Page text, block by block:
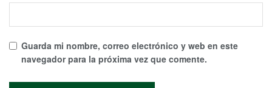
Guarda mi nombre, correo electrónico y web en este
navegador para la próxima vez que comente.